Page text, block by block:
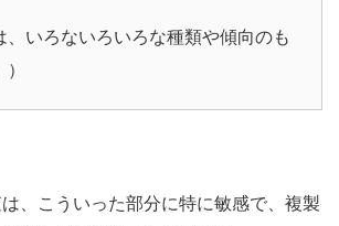
、いろないろいろな種類や傾向のも
、こういった部分に特に敏感で、複製